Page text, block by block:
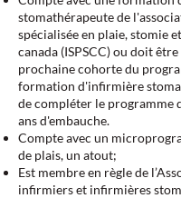
stomathérapeute de
spécialisée en plaie, stomie
canada (ISPSCC) ou doit
prochaine cohorte du
formation d'infirmière
de compléter le programme
ans d'embauche.
Compte avec un
de plais, un atout;
Est membre en règle de
infirmiers et infirmières